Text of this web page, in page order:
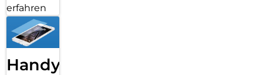
erfahren
Handy